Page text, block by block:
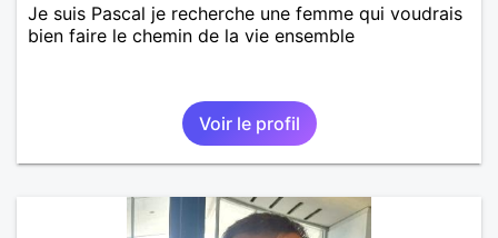
Je suis Pascal je recherche une femme qui voudrais
bien faire le chemin de la vie ensemble
Voir le profil